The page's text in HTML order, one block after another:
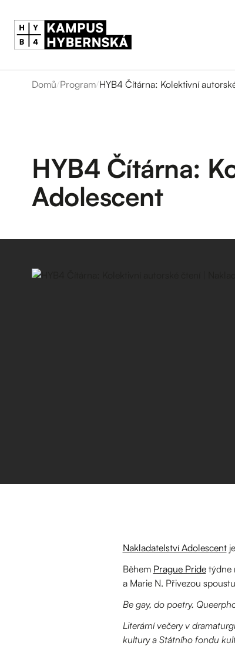
Domů/Program/HYB4 Čítárna: Kolektivní
HYB4 Čítárna:
Adolescent
Nakladatelství Adolescent
Během Prague Pridetýdne
a Marie N. Přivezou
Be gay, do poetry.
Literární večery v
kultury a Státního fondu